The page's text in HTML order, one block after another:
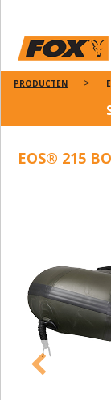
PRODUCTEN
EOS® 215